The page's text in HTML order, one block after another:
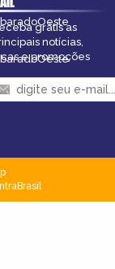
grátis as
notícias,
e promoções